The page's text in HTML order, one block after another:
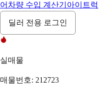
어 차량 수입 계산기 아이트럭
딜러 전용 로그인
실매물
매물번호: 212723